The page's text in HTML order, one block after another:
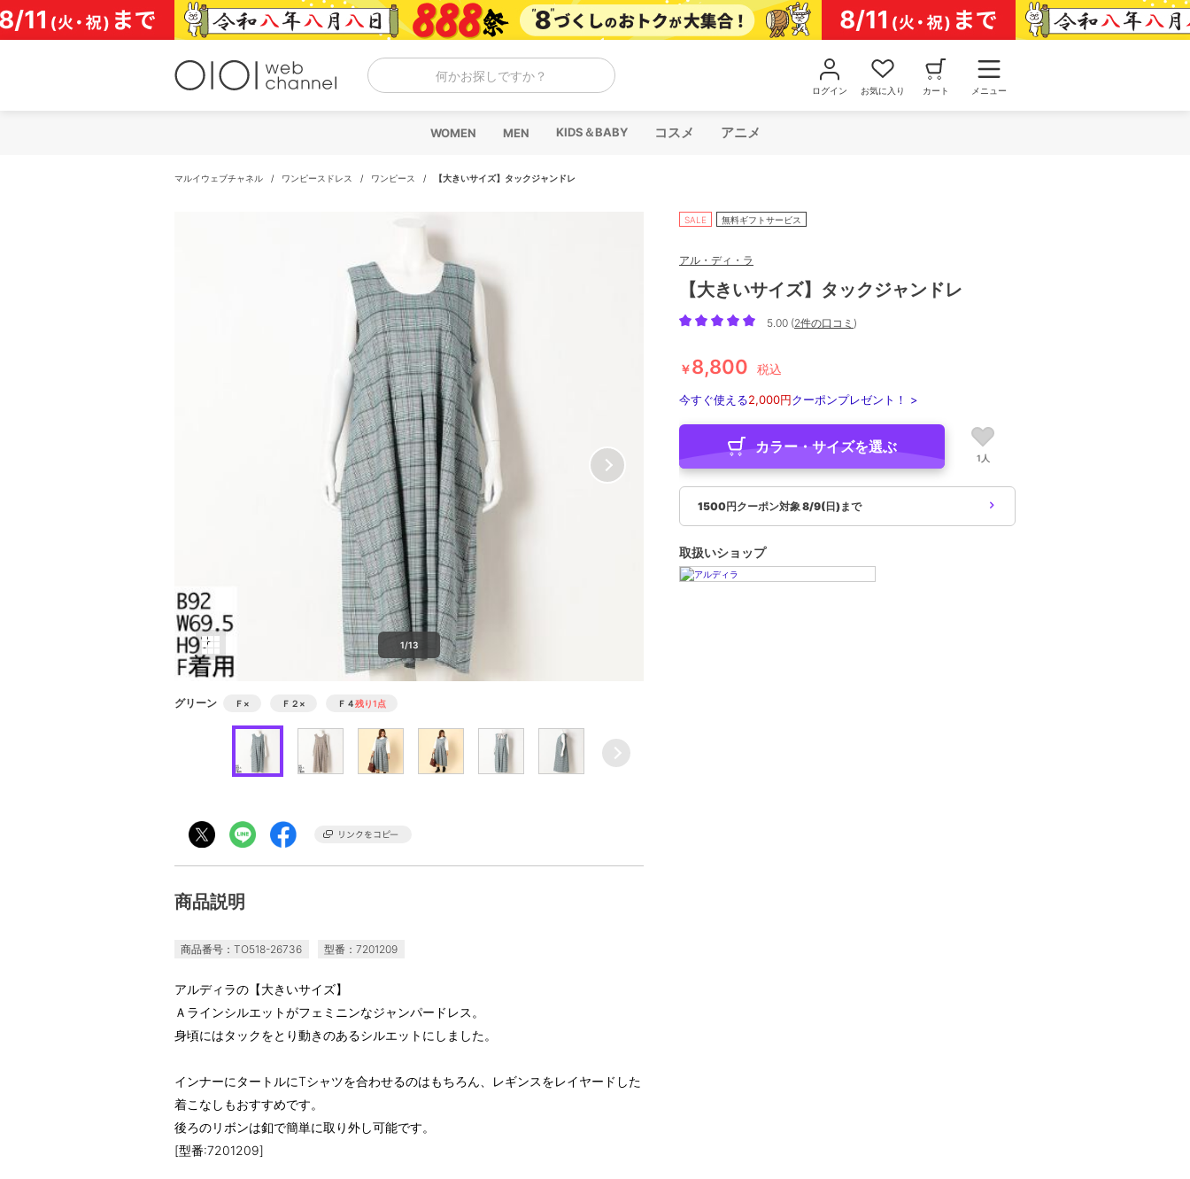
コ
ン
テ
何かお探しですか？
ログイン お気に入り カート メニュー
WOMEN MEN KIDS＆BABY コスメ アニメ
マルイウェブチャネル / ワンピースドレス / ワンピース / 【大きいサイズ】タックジャンドレ
1/13
グリーン Ｆ × Ｆ２ × Ｆ４残り1点
商品説明
商品番号：TO518-26736 型番：7201209
アルディラの【大きいサイズ】
Ａラインシルエットがフェミニンなジャンパードレス。
身頃にはタックをとり動きのあるシルエットにしました。
インナーにタートルにTシャツを合わせるのはもちろん、レギンスをレイヤードした
着こなしもおすすめです。
後ろのリボンは釦で簡単に取り外し可能です。
[型番:7201209]
SALE 無料ギフトサービス
アル・ディ・ラ
【大きいサイズ】タックジャンドレ
5.00 (2件の口コミ )
￥8,800 税込
今すぐ使える2,000円クーポンプレゼント！ >
カラー・サイズを選ぶ
1人
1500円クーポン対象 8/9(日)まで
取扱いショップ